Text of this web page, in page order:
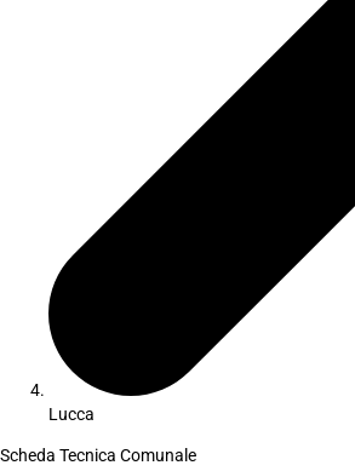
Lucca
Scheda Tecnica Comunale